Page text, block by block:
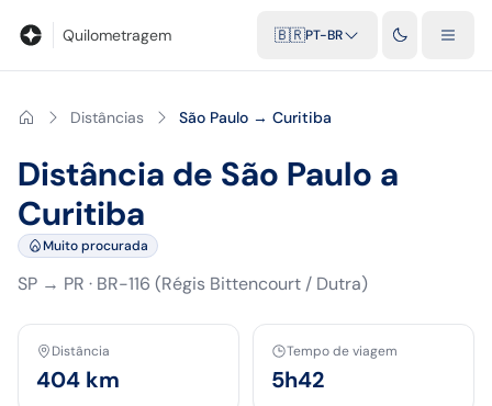
Quilometragem 🇧🇷PT-BR
Distâncias São Paulo → Curitiba
Distância de São Paulo a
Curitiba
Muito procurada
SP → PR · BR-116 (Régis Bittencourt / Dutra)
Distância
404 km
Tempo de viagem
5h42